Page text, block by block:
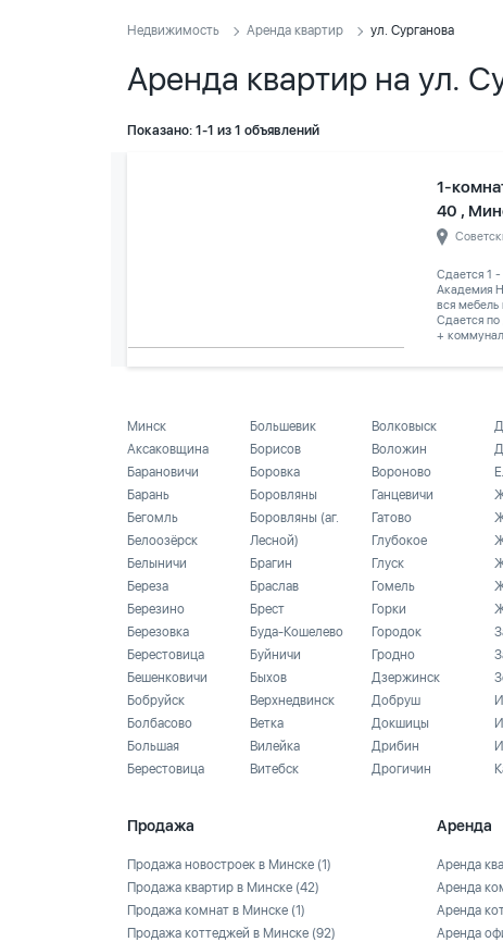
Недвижимость Аренда квартир ул. Сурганова
Аренда квартир на ул.
Показано: 1-1 из 1 объявлений
1-
40 ,
Сдается 1
Академия
вся мебель
Сдается по
+
Минск
Аксаковщина
Барановичи
Барань
Бегомль
Белоозёрск
Белыничи
Береза
Березино
Березовка
Берестовица
Бешенковичи
Бобруйск
Болбасово
Большая
Берестовица
Большевик
Борисов
Боровка
Боровляны
Боровляны (аг.
Лесной)
Брагин
Браслав
Брест
Буда-Кошелево
Буйничи
Быхов
Верхнедвинск
Ветка
Вилейка
Витебск
Волковыск
Воложин
Вороново
Ганцевичи
Гатово
Глубокое
Глуск
Гомель
Горки
Городок
Гродно
Дзержинск
Добруш
Докшицы
Дрибин
Дрогичин
Продажа
Продажа новостроек в Минске (1)
Продажа квартир в Минске (42)
Продажа комнат в Минске (1)
Продажа коттеджей в Минске (92)
Аренда
Аренда
Аренда
Аренда
Аренда